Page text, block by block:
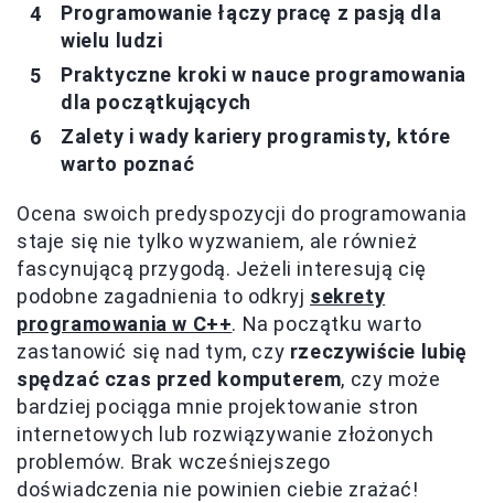
Programowanie łączy pracę z pasją dla
wielu ludzi
Praktyczne kroki w nauce programowania
dla początkujących
Zalety i wady kariery programisty, które
warto poznać
Ocena swoich predyspozycji do programowania
staje się nie tylko wyzwaniem, ale również
fascynującą przygodą. Jeżeli interesują cię
podobne zagadnienia to odkryj sekrety
programowania w C++. Na początku warto
zastanowić się nad tym, czy rzeczywiście lubię
spędzać czas przed komputerem, czy może
bardziej pociąga mnie projektowanie stron
internetowych lub rozwiązywanie złożonych
problemów. Brak wcześniejszego
doświadczenia nie powinien ciebie zrażać!